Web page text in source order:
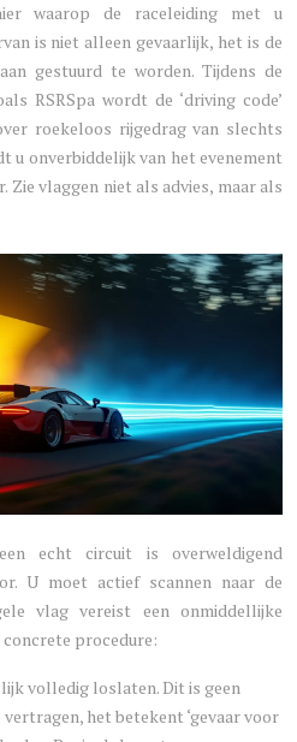
waarop de raceleiding met u
is niet alleen gevaarlijk, het is de
gestuurd te worden. Tijdens de
RSRSpa wordt de ‘driving code’
roekeloos rijgedrag van slechts
u onverbiddelijk van het evenement
Zie vlaggen niet als advies, maar als
echt circuit is overweldigend
U moet actief scannen naar de
vlag vereist een onmiddellijke
procedure:
volledig loslaten. Dit is geen
het betekent ‘gevaar voor